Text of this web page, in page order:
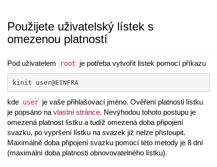
Použijete uživatelský lístek s
omezenou platností
Pod uživatelem root je potřeba vytvořit lístek pomocí příkazu
kinit user@EINFRA
kde user je vaše přihlašovací jméno. Ověření platnosti lístku
je popsáno na vlastní stránce. Nevýhodou tohoto postupu je
omezená platnost lístku a tudíž omezená doba připojení
svazku, po vypršení lístku na svazek již nelze přistoupit.
Maximálně doba připojení svazku pomocí této metody je 8 dní
(maximální doba platnosti obnovovatelného lístku).